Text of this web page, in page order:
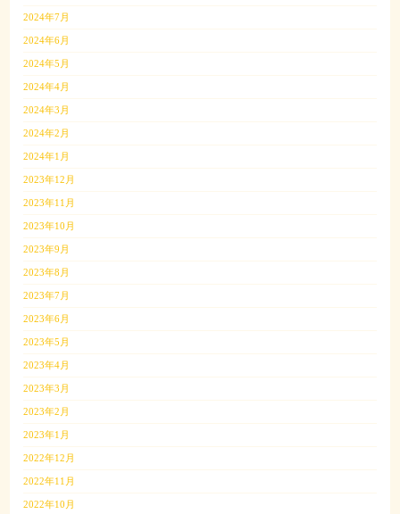
2024年7月
2024年6月
2024年5月
2024年4月
2024年3月
2024年2月
2024年1月
2023年12月
2023年11月
2023年10月
2023年9月
2023年8月
2023年7月
2023年6月
2023年5月
2023年4月
2023年3月
2023年2月
2023年1月
2022年12月
2022年11月
2022年10月